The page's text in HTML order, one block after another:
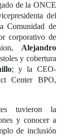
de la ONCE
del
Comunidad de
corporativo de
Alejandro
y cobertura
; y la CEO-
Center BPO,
tuvieron la
y conocer a
de inclusión